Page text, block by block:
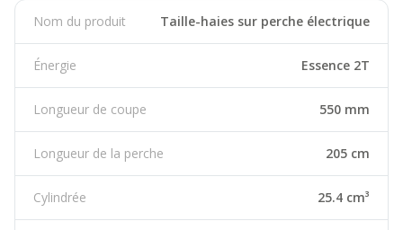
Nom du produit Taille-haies sur perche électrique
Énergie Essence 2T
Longueur de coupe 550 mm
Longueur de la perche 205 cm
Cylindrée 25.4 cm³